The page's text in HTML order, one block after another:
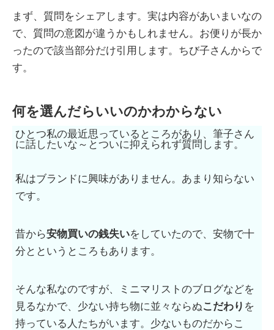
まず、質問をシェアします。実は内容があいまいなの
で、質問の意図が違うかもしれません。お便りが長か
ったので該当部分だけ引用します。ちび子さんからで
す。
何を選んだらいいのかわからない
ひとつ私の最近思っているところがあり、筆子さん
に話したいな～とついに抑えられず質問します。
私はブランドに興味がありません。あまり知らない
です。
昔から安物買いの銭失いをしていたので、安物で十
分とというところもあります。
そんな私なのですが、ミニマリストのブログなどを
見るなかで、少ない持ち物に並々ならぬこだわり を
持っている人たちがいます。少ないものだからこ